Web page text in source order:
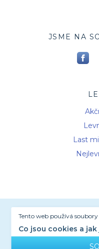
JSME NA
Last
2011 - 2026
OCHRANA
Tento web používá soubory
Co jsou cookies a jak